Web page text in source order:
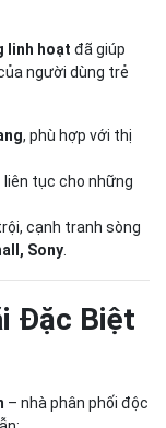
linh hoạt đã giúp
người dùng trẻ
, phù hợp với thị
liên tục cho những
cạnh tranh sòng
Sony
Đặc Biệt
– nhà phân phối độc